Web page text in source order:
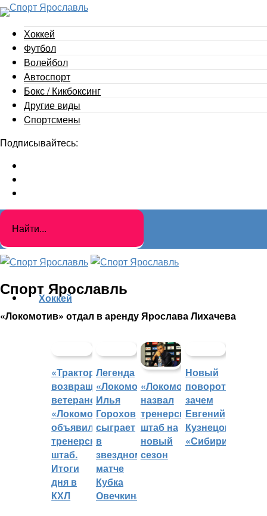
Хоккей
Футбол
Волейбол
Автоспорт
Бокс / Кикбоксинг
Другие виды
Cпортсмены
Подписывайтесь:
Спорт Ярославль
«Локомотив» отдал в аренду Ярослава Лихачева
Хоккей
«Трактор»
возвращает
ветеранов,
«Локомотив»
объявил
тренерский
штаб.
Итоги
дня в
КХЛ
Легенда
«Локомотива»
Илья
Горохов
сыграет
в
звездном
матче
Кубка
Овечкина
«Локомотив»
назвал
тренерский
штаб на
новый
сезон
Новый
поворот:
зачем
Евгений
Кузнецов
«Сибири»?